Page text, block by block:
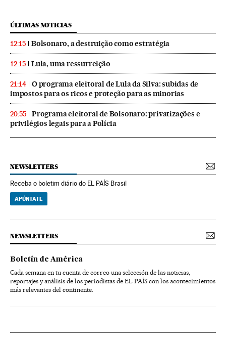
ÚLTIMAS NOTICIAS
12:15 Bolsonaro, a destruição como estratégia
12:15 Lula, uma ressurreição
21:14
O programa eleitoral de Lula da Silva: subidas de
impostos para os ricos e proteção para as minorias
20:55
Programa eleitoral de Bolsonaro: privatizações e
privilégios legais para a Polícia
NEWSLETTERS
Receba o boletim diário do EL PAÍS Brasil
APÚNTATE
NEWSLETTERS
Boletín de América
Cada semana en tu cuenta de correo una selección de las noticias,
reportajes y análisis de los periodistas de EL PAÍS con los acontecimientos
más relevantes del continente.